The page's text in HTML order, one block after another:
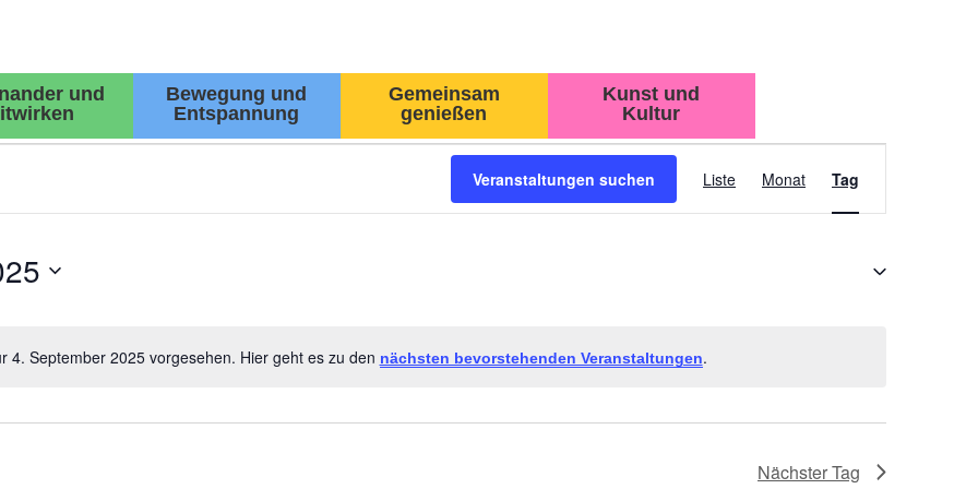
und
Bewegung und
Entspannung
Gemeinsam
genießen
Kunst und
Kultur
Hinweis
4. September 2025 vorgesehen. Hier geht es zu den nächsten bevorstehenden Veranstaltungen.
Veranstaltungen suchen
ANSICHTEN-
Liste Monat Tag
Nächster Tag